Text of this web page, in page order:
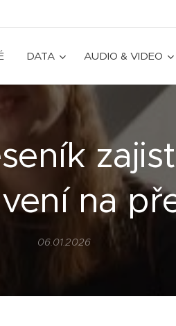
DATA AUDIO & VIDEO
na
06.01.2026